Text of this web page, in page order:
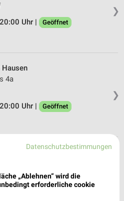
❯
Uhr |
Geöffnet
❯
4a
Uhr |
Geöffnet
Neustadt an der Aisch
an der Aisch
Uhr |
Datenschutzbestimmungen
„Ablehnen“ wird die
erforderliche cookie